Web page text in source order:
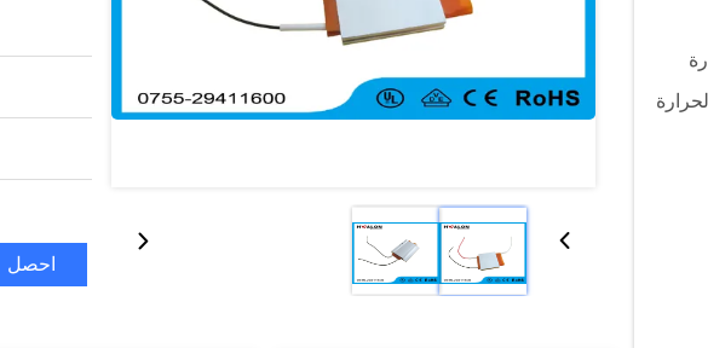
احصل